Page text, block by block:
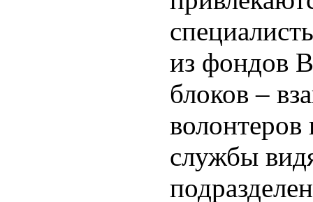
из фондов
блоков –
службы